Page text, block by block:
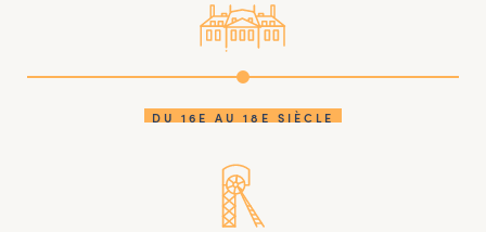
DU 16E AU 18E SIÈCLE